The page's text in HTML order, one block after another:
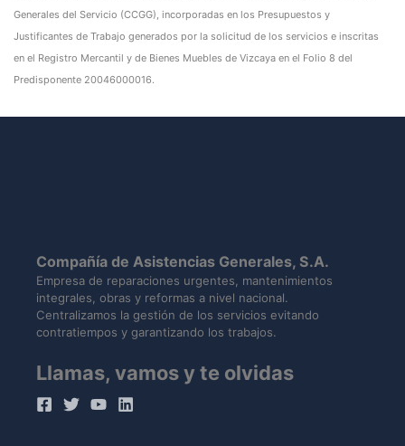
Generales del Servicio (CCGG), incorporadas en los Presupuestos y
Justificantes de Trabajo generados por la solicitud de los servicios e inscritas
en el Registro Mercantil y de Bienes Muebles de Vizcaya en el Folio 8 del
Predisponente 20046000016.
Compañía de Asistencias Generales, S.A.
Empresa de reparaciones urgentes, mantenimientos
integrales, obras y reformas a nivel nacional.
Centralizamos la gestión de los servicios evitando
contratiempos y garantizando los trabajos.
Llamas, vamos y te olvidas